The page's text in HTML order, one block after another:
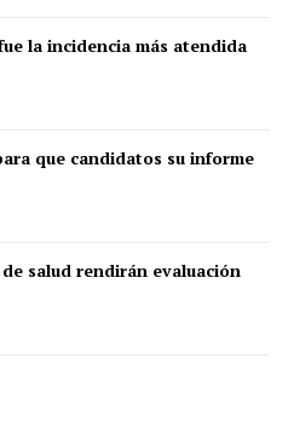
la incidencia más atendida
que candidatos su informe
salud rendirán evaluación